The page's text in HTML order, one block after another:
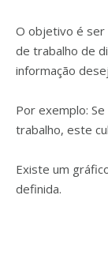
O objetivo é ser
de trabalho de
informação
Por exemplo:
trabalho, este
Existe um
definida.